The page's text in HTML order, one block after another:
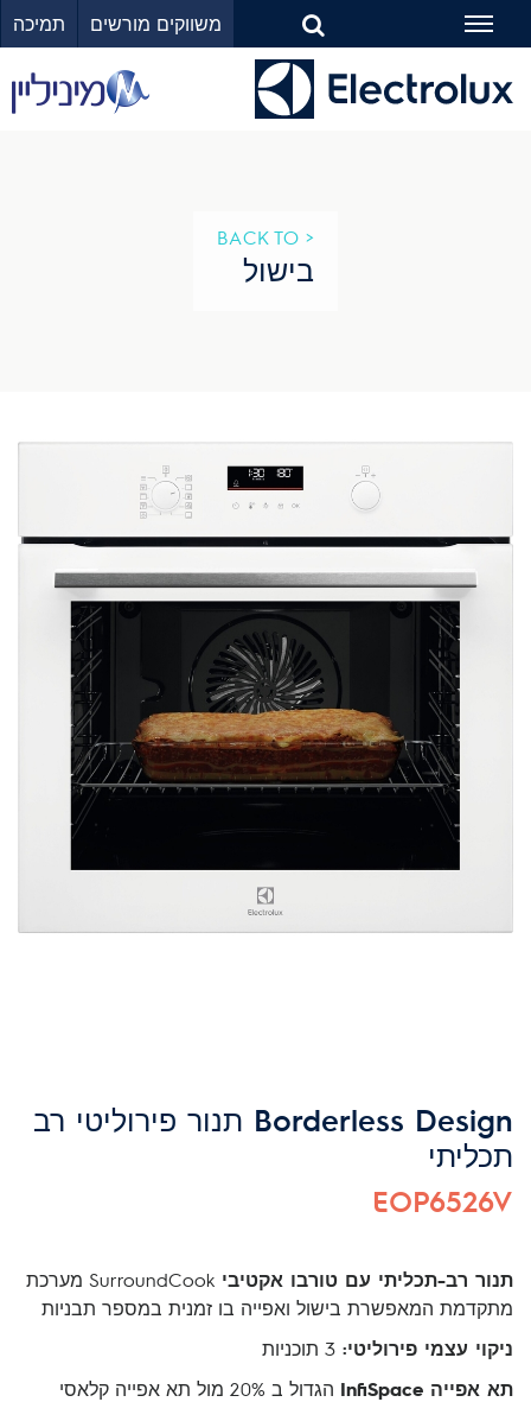
תמיכה משווקים מורשים
Toggle
navigation
< BACK TO
בישול
Borderless Design תנור פירוליטי רב
תכליתי
EOP6526V
תנור רב-תכליתי עם טורבו אקטיבי
SurroundCook מערכת
מתקדמת המאפשרת בישול ואפייה בו זמנית במספר תבניות
ניקוי עצמי פירוליטי:
תא אפייה InfiSpace
הגדול ב 20% מול תא אפייה קלאסי